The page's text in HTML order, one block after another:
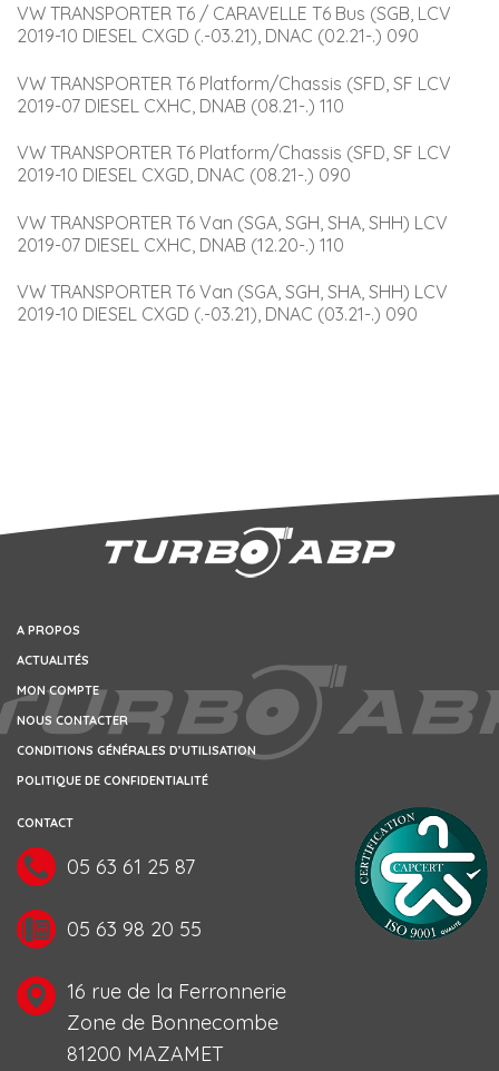
VW TRANSPORTER T6 / CARAVELLE T6 Bus (SGB, LCV
2019-10 DIESEL CXGD (.-03.21), DNAC (02.21-.) 090
VW TRANSPORTER T6 Platform/Chassis (SFD, SF LCV
2019-07 DIESEL CXHC, DNAB (08.21-.) 110
VW TRANSPORTER T6 Platform/Chassis (SFD, SF LCV
2019-10 DIESEL CXGD, DNAC (08.21-.) 090
VW TRANSPORTER T6 Van (SGA, SGH, SHA, SHH) LCV
2019-07 DIESEL CXHC, DNAB (12.20-.) 110
VW TRANSPORTER T6 Van (SGA, SGH, SHA, SHH) LCV
2019-10 DIESEL CXGD (.-03.21), DNAC (03.21-.) 090
A PROPOS
ACTUALITÉS
MON COMPTE
NOUS CONTACTER
CONDITIONS GÉNÉRALES D’UTILISATION
POLITIQUE DE CONFIDENTIALITÉ
CONTACT
05 63 61 25 87
05 63 98 20 55
16 rue de la Ferronnerie
Zone de Bonnecombe
81200 MAZAMET